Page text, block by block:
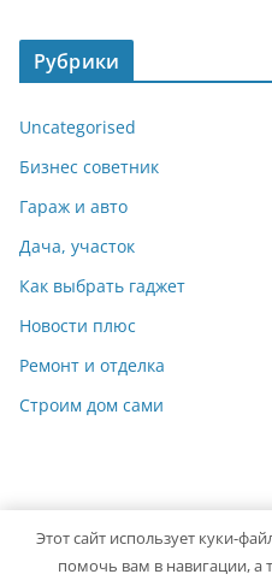
Рубрики
Uncategorised
Бизнес советник
Гараж и авто
Дача, участок
Как выбрать гаджет
Новости плюс
Ремонт и отделка
Строим дом сами
Copyright © 2026 Мастер на
Этот сайт использует куки-
помочь вам в навигации, а